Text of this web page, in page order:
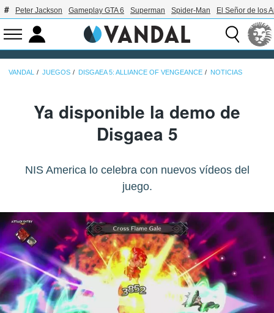
Peter Jackson Gameplay GTA 6 Superman Spider-Man El Señor de los
VANDAL JUEGOS DISGAEA 5: ALLIANCE OF VENGEANCE NOTICIAS
Ya disponible la demo de
Disgaea 5
NIS America lo celebra con nuevos vídeos del
juego.